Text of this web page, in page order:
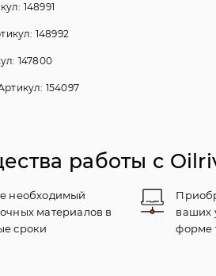
148991
148992
147800
154097
работы с
необходимый
материалов в
сроки
ваших
форме